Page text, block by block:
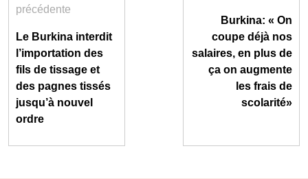
précédente
Le Burkina interdit
l’importation des
fils de tissage et
des pagnes tissés
jusqu’à nouvel
ordre
Burkina: « On
coupe déjà nos
salaires, en plus de
ça on augmente
les frais de
scolarité»